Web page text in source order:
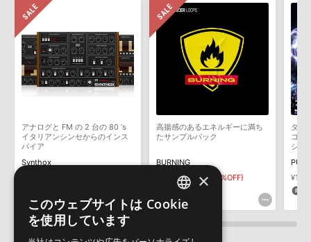
わせなどは
までご連絡ください。
デモソングは、製品収録サウンドを使ってできることを紹介するた
めのデモンストレーション用の楽曲です。原則として、デモソング
そのものをお使いいただくことはできません。また、デモソングを
構成する全てのサウンドが、サンプルパックに含まれていることを
保証するものではありません。
ダウンロード製品という性質上、一切の返品・返金はお受け付け致
トラックメイカー初心者でも安心！ 簡単！サンプルパックを使っ
た楽曲制作！
2022年09月09日 11:30
アナログと FM の 2 台の 80 ’s
イタリアンシンセからのインス
パイア
Synthox
高揚感のあるエネルギーに満ち
たサンプルパック
BURNING
¥4,862 ¥2,431(50%OFF)
121pt
ダブ
コン
シュ
ENGLISH
×
このウェブサイトは Cookie
を使用しています